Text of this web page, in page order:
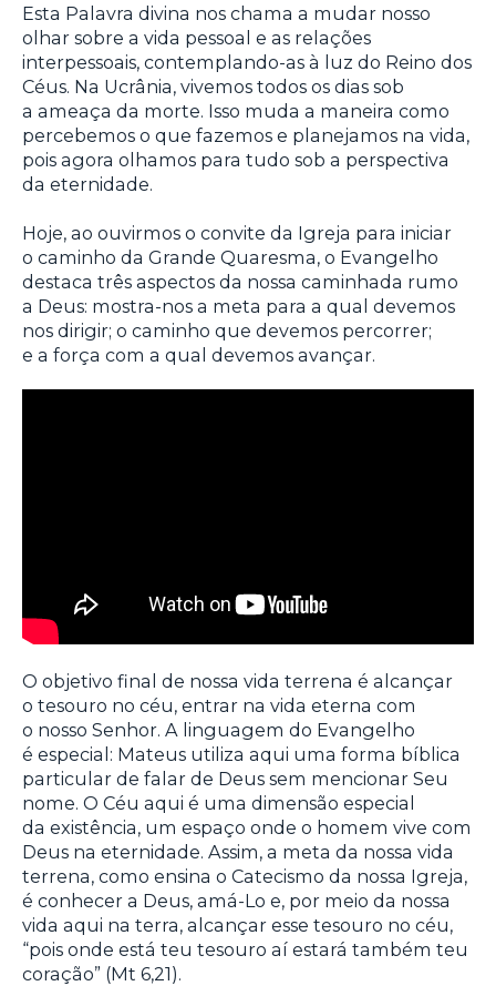
Esta Palavra divina nos chama a mudar nosso
olhar sobre a vida pessoal e as relações
interpessoais, contemplando-as à luz do Reino dos
Céus. Na Ucrânia, vivemos todos os dias sob
a ameaça da morte. Isso muda a maneira como
percebemos o que fazemos e planejamos na vida,
pois agora olhamos para tudo sob a perspectiva
da eternidade.
Hoje, ao ouvirmos o convite da Igreja para iniciar
o caminho da Grande Quaresma, o Evangelho
destaca três aspectos da nossa caminhada rumo
a Deus: mostra-nos a meta para a qual devemos
nos dirigir; o caminho que devemos percorrer;
e a força com a qual devemos avançar.
O objetivo final de nossa vida terrena é alcançar
o tesouro no céu, entrar na vida eterna com
o nosso Senhor. A linguagem do Evangelho
é especial: Mateus utiliza aqui uma forma bíblica
particular de falar de Deus sem mencionar Seu
nome. O Céu aqui é uma dimensão especial
da existência, um espaço onde o homem vive com
Deus na eternidade. Assim, a meta da nossa vida
terrena, como ensina o Catecismo da nossa Igreja,
é conhecer a Deus, amá-Lo e, por meio da nossa
vida aqui na terra, alcançar esse tesouro no céu,
“pois onde está teu tesouro aí estará também teu
coração” (Mt 6,21).